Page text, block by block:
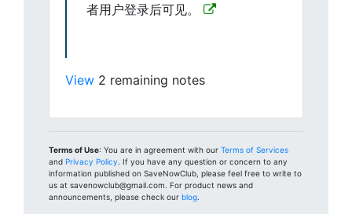
者用户登录后可见。
View 2 remaining notes
Terms of Use: You are in agreement with our Terms of Services
and Privacy Policy . If you have any question or concern to any
information published on SaveNowClub, please feel free to write to
us at savenowclub@gmail.com. For product news and
announcements, please check our blog